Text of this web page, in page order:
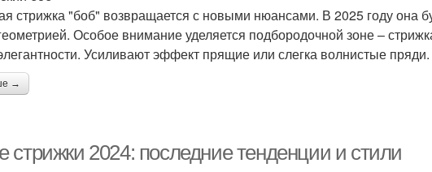
стрижка "боб" возвращается с новыми нюансами. В 2025 году она
Особое внимание уделяется подбородочной зоне –
Усиливают эффект прящие или слегка волнистые пряди.
→
стрижки 2024: последние тенденции и стили